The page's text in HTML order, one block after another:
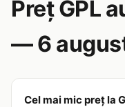
Preț GPL
— 6
Cel mai mic preț la